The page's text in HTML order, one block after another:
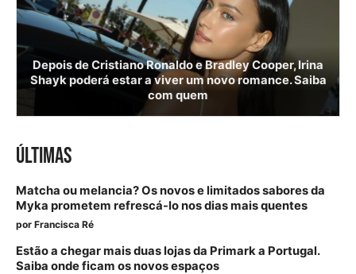
Depois de Cristiano Ronaldo e Bradley Cooper, Irina
Shayk poderá estar a viver um novo romance. Saiba
com quem
ÚLTIMAS
Matcha ou melancia? Os novos e limitados sabores da
Myka prometem refrescá-lo nos dias mais quentes
por Francisca Ré
Estão a chegar mais duas lojas da Primark a Portugal.
Saiba onde ficam os novos espaços